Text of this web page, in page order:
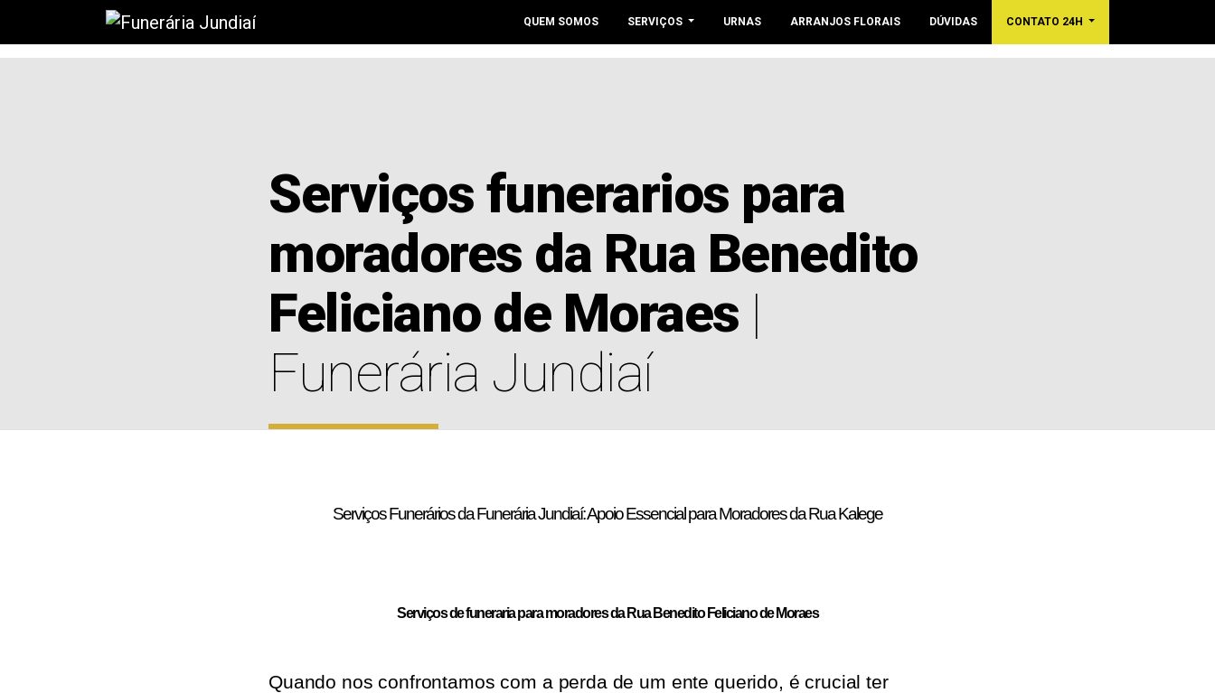
QUEM SOMOS SERVIÇOS URNAS ARRANJOS FLORAIS DÚVIDAS CONTATO 24H
Serviços funerarios para
moradores da Rua Benedito
Feliciano de Moraes |
Funerária Jundiaí
Serviços Funerários da Funerária Jundiaí: Apoio Essencial para Moradores da Rua Kalege
Serviços de funeraria para moradores da Rua Benedito Feliciano de Moraes
Quando nos confrontamos com a perda de um ente querido, é crucial ter